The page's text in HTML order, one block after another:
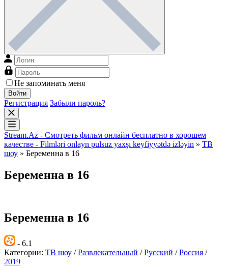
Не запоминать меня
Войти
Регистрация Забыли пароль?
Stream.Az - Смотреть фильм онлайн бесплатно в хорошем
качестве - Filmləri onlayn pulsuz yaxşı keyfiyyətdə izləyin » ТВ
шоу » Беременна в 16
Беременна в 16
Беременна в 16
- 6.1
Категории: ТВ шоу /Развлекательный /Русский /Россия /
2019